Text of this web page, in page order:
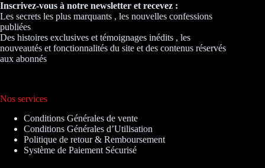
Inscrivez-vous à notre newsletter et recevez :
Les secrets les plus marquants , les nouvelles confessions
publiées
Des histoires exclusives et témoignages inédits , les
nouveautés et fonctionnalités du site et des contenus réservés
aux abonnés
Nos services
Conditions Générales de vente
Conditions Générales d’Utilisation
Politique de retour & Remboursement
Système de Paiement Sécurisé